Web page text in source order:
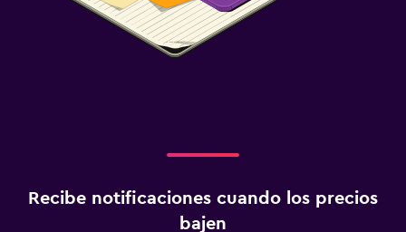
Recibe notificaciones cuando los precios
bajen